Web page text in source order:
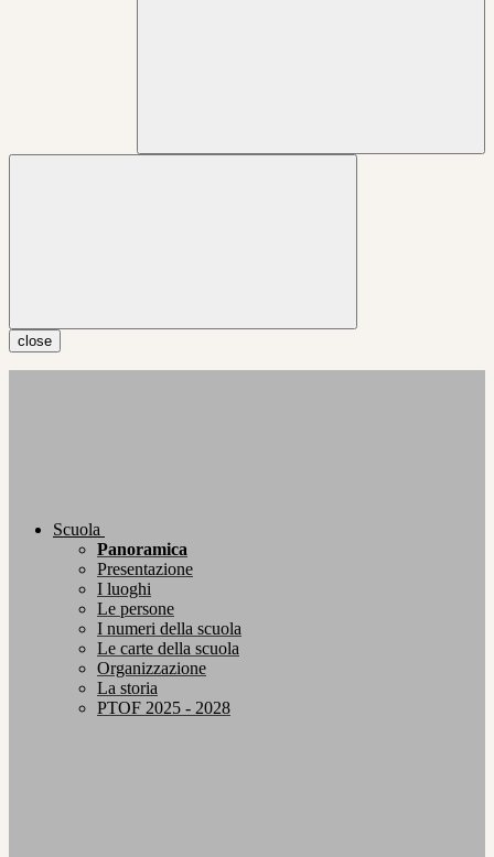
close
Scuola
Panoramica
Presentazione
I luoghi
Le persone
I numeri della scuola
Le carte della scuola
Organizzazione
La storia
PTOF 2025 - 2028